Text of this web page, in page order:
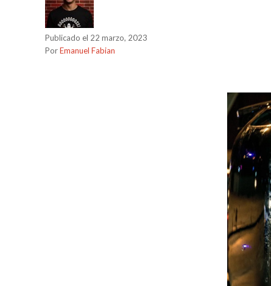
Publicado el 22 marzo, 2023
PorEmanuel Fabian